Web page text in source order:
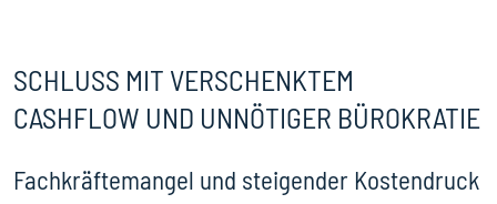
SCHLUSS MIT VERSCHENKTEM
CASHFLOW UND UNNÖTIGER BÜROKRATIE
Fachkräftemangel und steigender Kostendruck